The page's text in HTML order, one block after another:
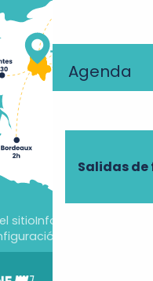
Agenda
Salidas de
sitioInformación jurídica
de cookies